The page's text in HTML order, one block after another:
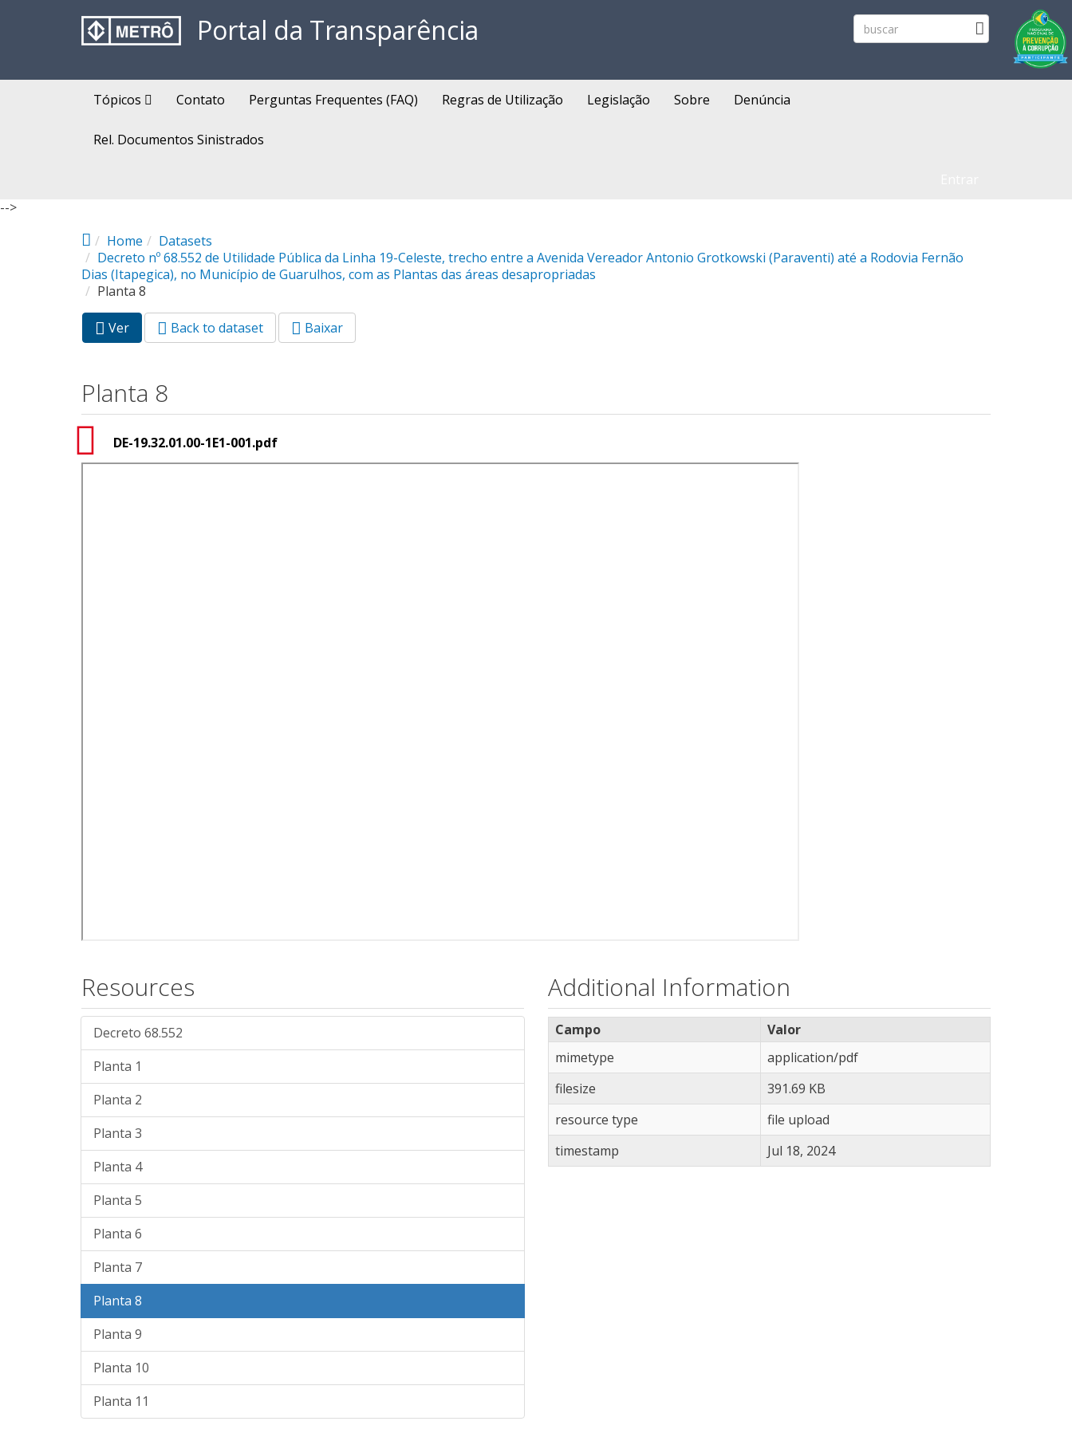
Portal da Transparência
Tópicos Contato Perguntas Frequentes (FAQ) Regras de Utilização Legislação Sobre Denúncia
Rel. Documentos Sinistrados
-->
Home
Datasets
Decreto nº 68.552 de Utilidade Pública da Linha 19-Celeste, trecho entre a Avenida Vereador Antonio Grotkowski (Paraventi) até a Rodovia Fernão
Dias (Itapegica), no Município de Guarulhos, com as Plantas das áreas desapropriadas
Planta 8
Abas primárias
Ver
ativa)
Back to dataset Baixar
Planta 8
DE-19.32.01.00-1E1-001.pdf
Resources
Decreto 68.552
Planta 1
Planta 2
Planta 3
Planta 4
Planta 5
Planta 6
Planta 7
Planta 8
Planta 9
Planta 10
Planta 11
Additional Information
Campo
Valor
mimetype
application/pdf
filesize
391.69 KB
resource type
file upload
timestamp
Jul 18, 2024